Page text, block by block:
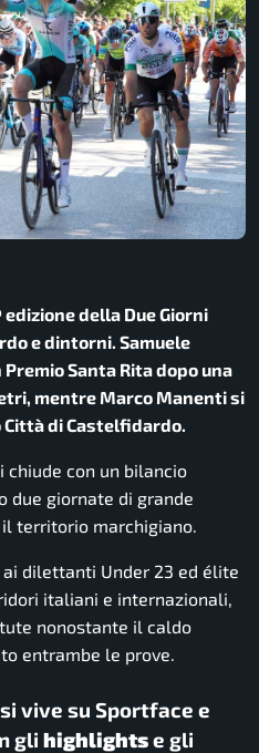
della Due Giorni
e dintorni. Samuele
Santa Rita dopo una
mentre Marco Manenti si
di Castelfidardo.
chiude con un bilancio
due giornate di grande
territorio marchigiano.
dilettanti Under 23 ed élite
italiani e internazionali,
nonostante il caldo
entrambe le prove.
vive su Sportface e
gli highlightse gli